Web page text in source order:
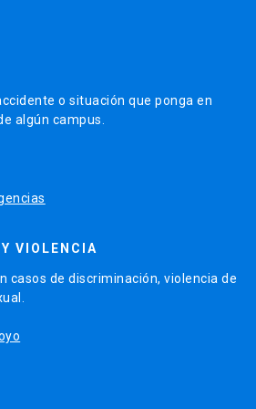
o situación que ponga en
algún campus.
VIOLENCIA
casos de discriminación, violencia de